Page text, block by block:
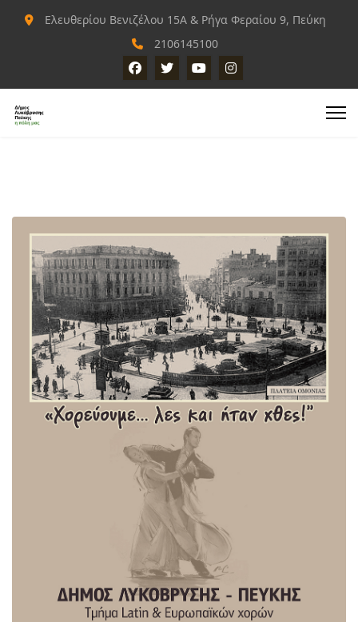
Ελευθερίου Βενιζέλου 15Α & Ρήγα Φεραίου 9, Πεύκη
2106145100